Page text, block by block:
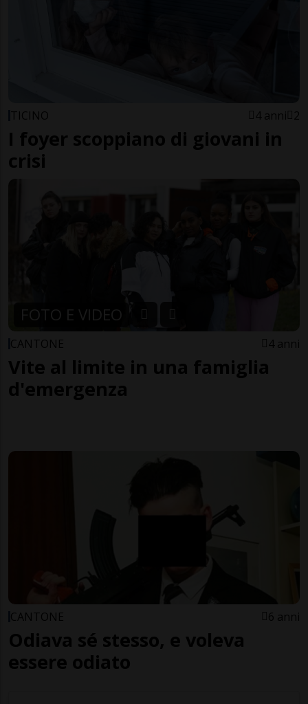
TICINO 4 anni 2
I foyer scoppiano di giovani in
crisi
FOTO E VIDEO
CANTONE 4 anni
Vite al limite in una famiglia
d'emergenza
CANTONE 6 anni
Odiava sé stesso, e voleva
essere odiato